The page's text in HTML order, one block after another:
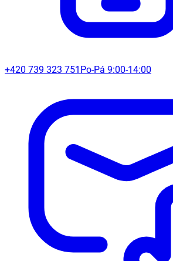
+420 739 323 751 Po-Pá 9:00-14:00